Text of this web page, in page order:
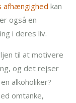
afhængighed kan
også en
i deres liv.
til at motivere
og det rejser
alkoholiker?
omtanke,